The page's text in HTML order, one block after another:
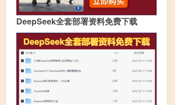
DeepSeek全套部署资料免费下载